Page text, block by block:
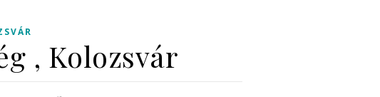
, Kolozsvár